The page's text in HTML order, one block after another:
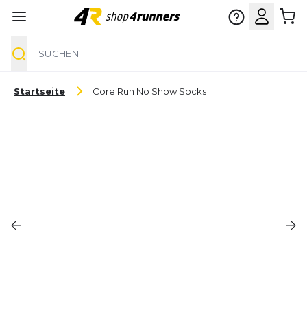
Startseite Core Run No Show Socks